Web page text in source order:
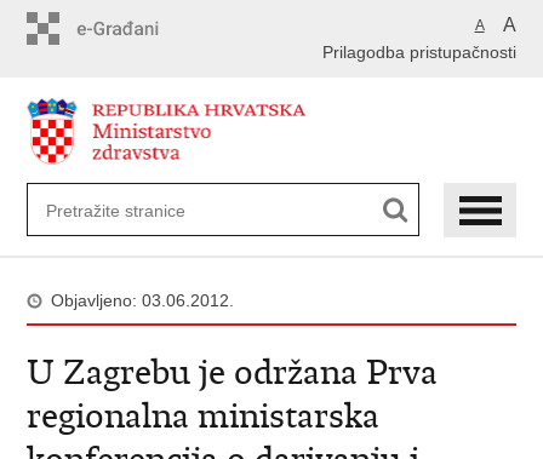
A A
Prilagodba pristupačnosti
Objavljeno: 03.06.2012.
U Zagrebu je održana Prva
regionalna ministarska